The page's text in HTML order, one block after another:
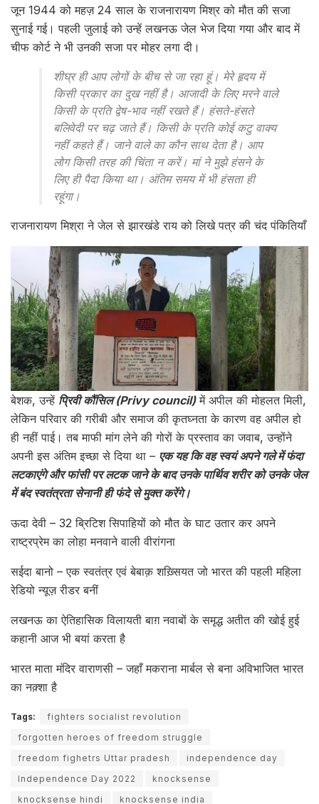
जून 1944 को महज़ 24 साल के राजनारायण मिश्र को मौत की सजा
सुनाई गई। पहली जुलाई को उन्हें लखनऊ जेल भेज दिया गया और बाद में
चीफ कोर्ट ने भी उनकी सजा पर मोहर लगा दी।
शीघ्र ही आप लोगों के बीच से जा रहा हूं। मेरे हृदय में
किसी प्रकार का दुख नहीं है। आजादी के लिए मरने वाले
किसी के प्रति द्वेष-भाव नहीं रखते हैं। हंसते-हंसते
बलिवेदी पर चढ़ जाते हैं। किसी के प्रति कोई कटु वाक्य
नहीं कहते हैं। जाने वाले का कौन साथ देता है। आप
लोग किसी तरह की चिंता न करें। मां ने मुझे हंसने के
लिए ही पैदा किया था। अंतिम समय में भी हंसता ही
रहूंगा।
राजनारायण मिश्रा ने जेल से झारखंडे राय को लिखे पत्र की चंद पंकितियाँ
बेशक, उन्हें प्रिवी कौंसिल (Privy council)में अपील की मोहलत मिली,
लेकिन परिवार की गरीबी और समाज की कृतघ्नता के कारण वह अपील हो
ही नहीं पाई। तब माफी मांग लेने की गोरों के प्रस्ताव का जवाब, उन्होंने
अपनी इस अंतिम इच्छा से दिया था – एक यह कि वह स्वयं अपने गले में फंदा
लटकाएंगे और फांसी पर लटक जाने के बाद उनके पार्थिव शरीर को उनके जेल
में बंद स्वतंत्रता सेनानी ही फंदे से मुक्त करेंगे।
ऊदा देवी – 32 ब्रिटिश सिपाहियों को मौत के घाट उतार कर अपने
राष्ट्रप्रेम का लोहा मनवाने वाली वीरांगना
सईदा बानो – एक स्वतंत्र एवं बेबाक़ शख़्सियत जो भारत की पहली महिला
रेडियो न्यूज़ रीडर बनीं
लखनऊ का ऐतिहासिक विलायती बाग़ नवाबों के समृद्ध अतीत की खोई हुई
कहानी आज भी बयां करता है
भारत माता मंदिर वाराणसी – जहाँ मकराना मार्बल से बना अविभाजित भारत
का नक़्शा है
Tags:
fighters socialist revolution
forgotten heroes of freedom struggle
freedom fighetrs Uttar pradesh
independence day
Independence Day 2022
knocksense
knocksense hindi
knocksense india